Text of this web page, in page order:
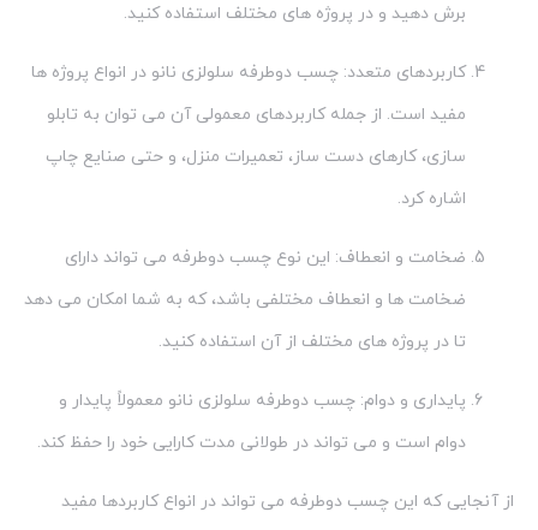
برش دهید و در پروژه های مختلف استفاده کنید.
کاربردهای متعدد: چسب دوطرفه سلولزی نانو در انواع پروژه ها
مفید است. از جمله کاربردهای معمولی آن می توان به تابلو
سازی، کارهای دست ساز، تعمیرات منزل، و حتی صنایع چاپ
اشاره کرد.
ضخامت و انعطاف: این نوع چسب دوطرفه می تواند دارای
ضخامت ها و انعطاف مختلفی باشد، که به شما امکان می دهد
تا در پروژه های مختلف از آن استفاده کنید.
پایداری و دوام: چسب دوطرفه سلولزی نانو معمولاً پایدار و
دوام است و می تواند در طولانی مدت کارایی خود را حفظ کند.
از آنجایی که این چسب دوطرفه می تواند در انواع کاربردها مفید